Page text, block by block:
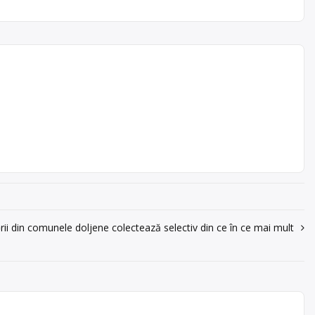
din comunele doljene colectează selectiv din ce în ce mai mult